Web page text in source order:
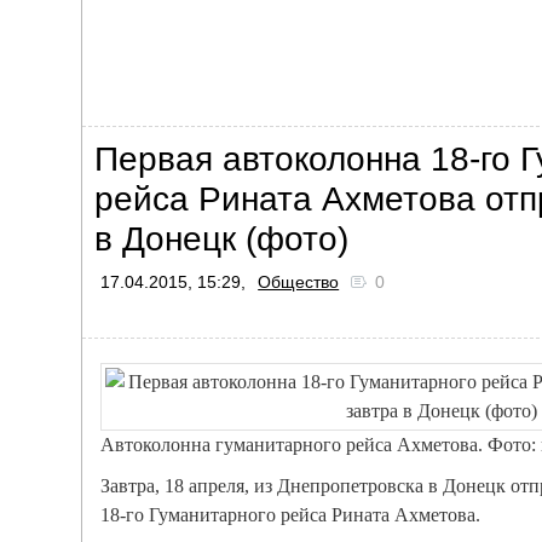
Первая автоколонна 18-го
рейса Рината Ахметова
в Донецк (фото)
17.04.2015, 15:29, Общество 0
Автоколонна гуманитарного рейса Ахметова. Фото:
Завтра, 18 апреля, из Днепропетровска в Донецк
18-го Гуманитарного рейса Рината Ахметова.